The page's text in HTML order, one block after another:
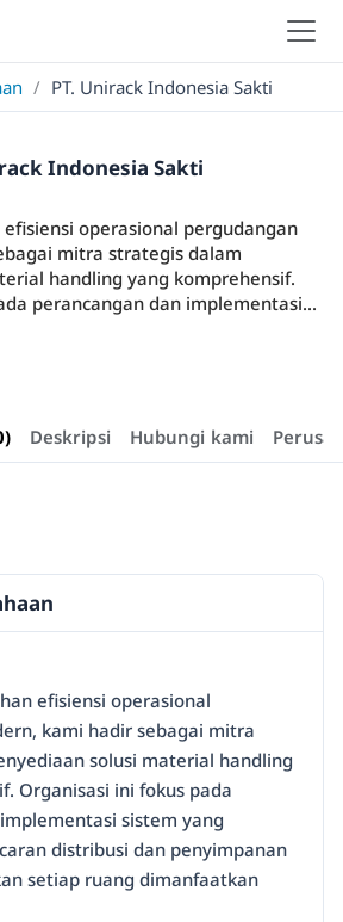
/ PT. Unirack Indonesia Sakti
Indonesia Sakti
operasional pergudangan
mitra strategis dalam
handling yang komprehensif.
perancangan dan implementasi...
Deskripsi Hubungi kami
efisiensi operasional
kami hadir sebagai mitra
solusi material handling
Organisasi ini fokus pada
sistem yang
distribusi dan penyimpanan
setiap ruang dimanfaatkan